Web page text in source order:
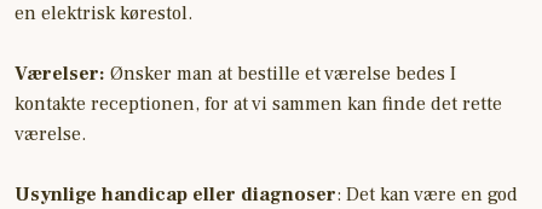
en elektrisk kørestol.
Værelser: Ønsker man at bestille et værelse bedes I
kontakte receptionen, for at vi sammen kan finde det rette
værelse.
Usynlige handicap eller diagnoser: Det kan være en god